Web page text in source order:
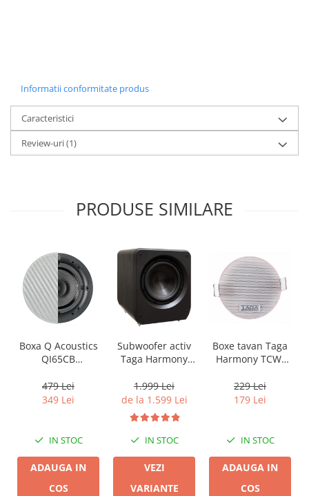
Informatii conformitate produs
Caracteristici
Review-uri(1)
PRODUSE SIMILARE
Boxa Q Acoustics
QI65CB
Ceiling (1 buc)
479 Lei
349 Lei
IN STOC
ADAUGA IN
COS
Subwoofer activ
Taga Harmony
v3
1.999 Lei
de la 1.599 Lei
IN STOC
VEZI
VARIANTE
Boxe tavan Taga
Harmony TCW-
229 Lei
179 Lei
IN STOC
ADAUGA IN
COS